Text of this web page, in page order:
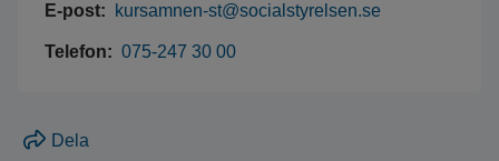
E-post: kursamnen-st@socialstyrelsen.se
Telefon: 075-247 30 00
Dela